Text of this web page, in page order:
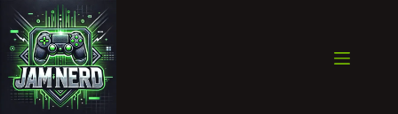
para
conteúdo